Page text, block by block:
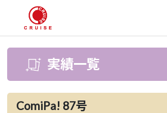
実績一覧
ComiPa! 87号